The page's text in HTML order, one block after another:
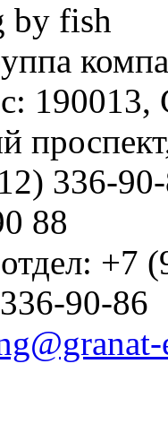
by fish
190013,
336-
88
+7
90-86